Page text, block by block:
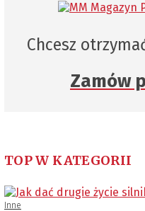
Chcesz
Zamów
TOP W KATEGORII
Inne